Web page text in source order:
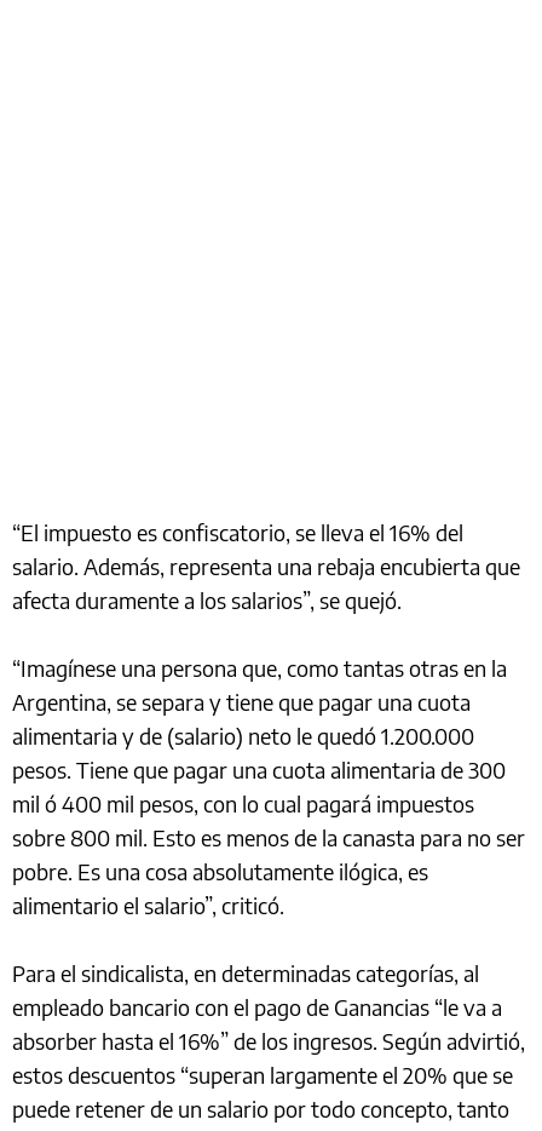
“El impuesto es confiscatorio, se lleva el 16% del
salario. Además, representa una rebaja encubierta que
afecta duramente a los salarios”, se quejó.
“Imagínese una persona que, como tantas otras en la
Argentina, se separa y tiene que pagar una cuota
alimentaria y de (salario) neto le quedó 1.200.000
pesos. Tiene que pagar una cuota alimentaria de 300
mil ó 400 mil pesos, con lo cual pagará impuestos
sobre 800 mil. Esto es menos de la canasta para no ser
pobre. Es una cosa absolutamente ilógica, es
alimentario el salario”, criticó.
Para el sindicalista, en determinadas categorías, al
empleado bancario con el pago de Ganancias “le va a
absorber hasta el 16%” de los ingresos. Según advirtió,
estos descuentos “superan largamente el 20% que se
puede retener de un salario por todo concepto, tanto